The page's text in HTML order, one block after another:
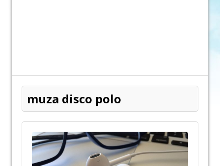
muza disco polo